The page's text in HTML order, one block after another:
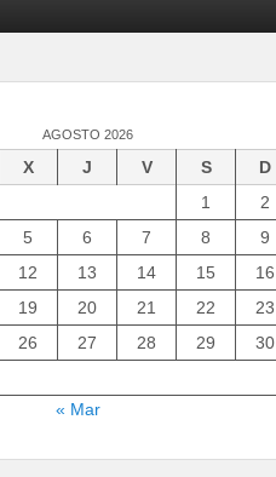
AGOSTO 2026
X J V S
D
1
2
5 6 7 8
9
12 13 14 15
16
19 20 21 22
23
26 27 28 29
30
« Mar